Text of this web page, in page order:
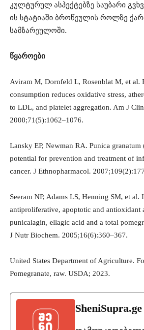
კულტურულ ასპექტებზე საუბარი
ის სტატიაში ბროწეულის როლზე
სამზარეულოში.
წყაროები
Aviram M, Dornfeld L, Rosenblat M, et al.
consumption reduces oxidative stress,
to LDL, and platelet aggregation. Am J
2000;71(5):1062–1076.
Lansky EP, Newman RA. Punica granatum
potential for prevention and treatment of
cancer. J Ethnopharmacol.
Seeram NP, Adams LS, Henning SM, et al.
antiproliferative, apoptotic and antioxidant
punicalagin, ellagic acid and a total
J Nutr Biochem. 2005;16(6):360–367.
United States Department of Agriculture.
Pomegranate, raw. USDA; 2023.
SheniSupra.ge